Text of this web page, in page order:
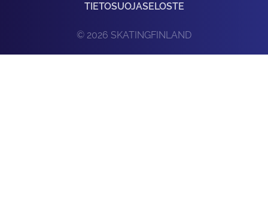
TIETOSUOJASELOSTE
© 2026 SKATINGFINLAND